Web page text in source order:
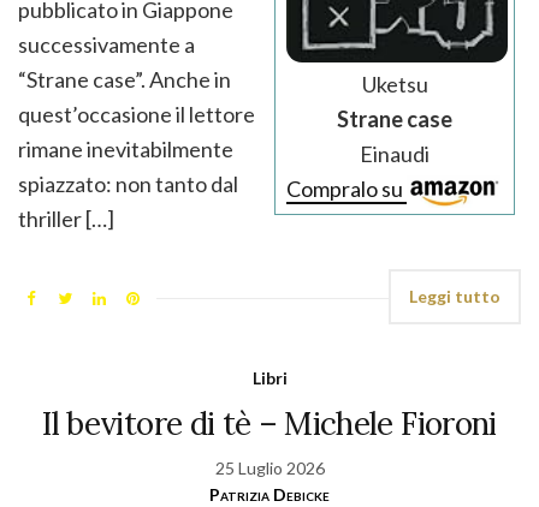
Uketsu
Strane case
Einaudi
Compralo su
pubblicato in Giappone
successivamente a
“Strane case”. Anche in
quest’occasione il lettore
rimane inevitabilmente
spiazzato: non tanto dal
thriller […]
Leggi tutto
Libri
Il bevitore di tè – Michele Fioroni
25 Luglio 2026
Patrizia Debicke